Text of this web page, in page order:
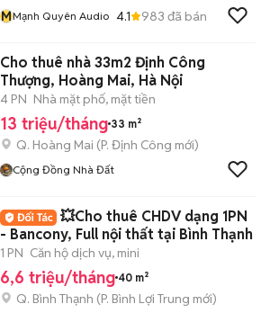
MMạnh Quyên Audio 4.1 983 đã bán
Cho thuê nhà 33m2 Định Công
Thượng, Hoàng Mai, Hà Nội
4 PN Nhà mặt phố, mặt tiền
13 triệu/tháng 33 m²
Q. Hoàng Mai (P. Định Công mới)
Cộng Đồng Nhà Đất
💥Cho thuê CHDV dạng 1PN
- Bancony, Full nội thất tại Bình Thạnh
1 PN Căn hộ dịch vụ, mini
6,6 triệu/tháng 40 m²
Q. Bình Thạnh (P. Bình Lợi Trung mới)